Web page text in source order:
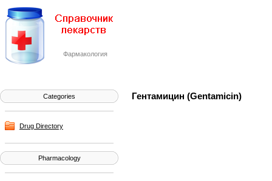
Фармакология
Categories
Drug Directory
Pharmacology
Гентамицин (Gentamicin)